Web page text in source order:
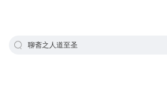
聊斋之人道至圣